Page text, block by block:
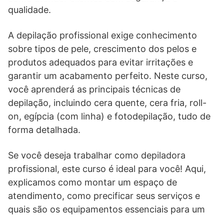
qualidade.
A depilação profissional exige conhecimento
sobre tipos de pele, crescimento dos pelos e
produtos adequados para evitar irritações e
garantir um acabamento perfeito. Neste curso,
você aprenderá as principais técnicas de
depilação, incluindo cera quente, cera fria, roll-
on, egípcia (com linha) e fotodepilação, tudo de
forma detalhada.
Se você deseja trabalhar como depiladora
profissional, este curso é ideal para você! Aqui,
explicamos como montar um espaço de
atendimento, como precificar seus serviços e
quais são os equipamentos essenciais para um